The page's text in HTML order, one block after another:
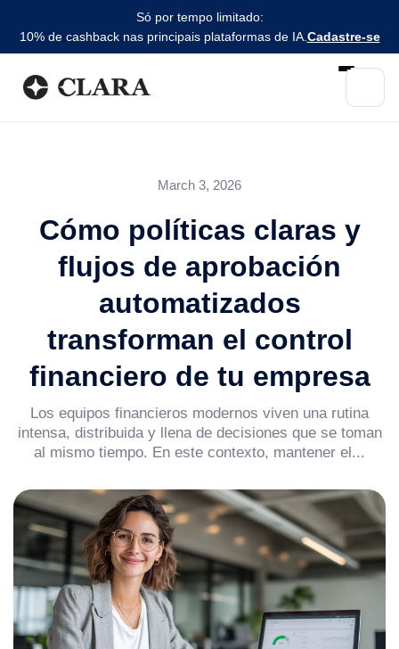
Só por tempo limitado:
10% de cashback nas principais plataformas de IA. Cadastre-se
March 3, 2026
Cómo políticas claras y
flujos de aprobación
automatizados
transforman el control
financiero de tu empresa
Los equipos financieros modernos viven una rutina
intensa, distribuida y llena de decisiones que se toman
al mismo tiempo. En este contexto, mantener el...